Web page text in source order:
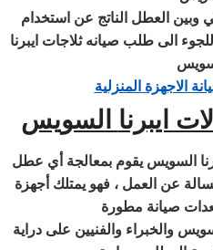
وبين العطل الناتج عن استخدام
الى طلب صيانه ثلاجات ايبرنا
الاجهزة المنزلية
ايبرنا السويس
السويس يقوم بمعالجة أي عطل
عن العمل ، فهو يمتلك أجهزة
والخبراء والفنيين على دراية